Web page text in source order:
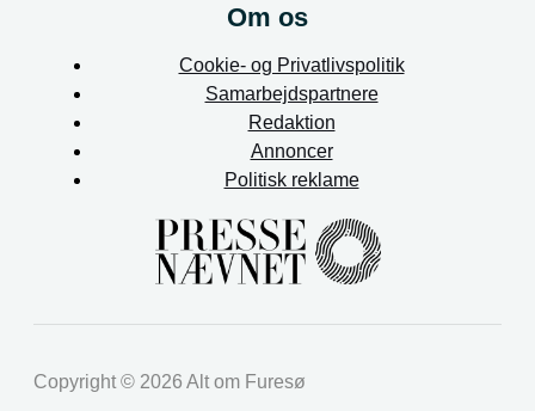
Om os
Cookie- og Privatlivspolitik
Samarbejdspartnere
Redaktion
Annoncer
Politisk reklame
Copyright © 2026 Alt om Furesø